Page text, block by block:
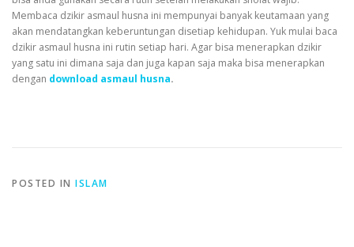
Membaca dzikir asmaul husna ini mempunyai banyak keutamaan yang
akan mendatangkan keberuntungan disetiap kehidupan. Yuk mulai baca
dzikir asmaul husna ini rutin setiap hari. Agar bisa menerapkan dzikir
yang satu ini dimana saja dan juga kapan saja maka bisa menerapkan
dengan download asmaul husna.
POSTED IN ISLAM